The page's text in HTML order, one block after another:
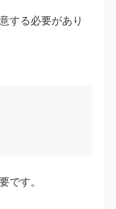
する必要があり
です。